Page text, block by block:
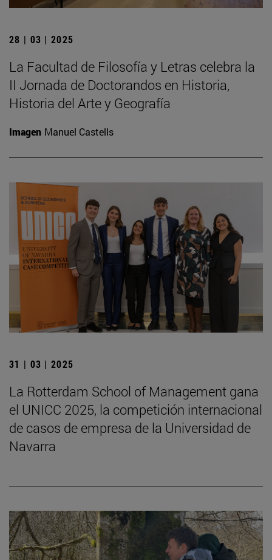
28 | 03 | 2025
La Facultad de Filosofía y Letras celebra la
II Jornada de Doctorandos en Historia,
Historia del Arte y Geografía
Imagen Manuel Castells
31 | 03 | 2025
La Rotterdam School of Management gana
el UNICC 2025, la competición internacional
de casos de empresa de la Universidad de
Navarra